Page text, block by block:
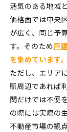
活気のある地域
価格面では中央
が広く、同じ予
す。そのため戸
を集めています。
ただし、エリア
駅周辺であれば
関だけでは不便
の際には実際の
不動産市場の観